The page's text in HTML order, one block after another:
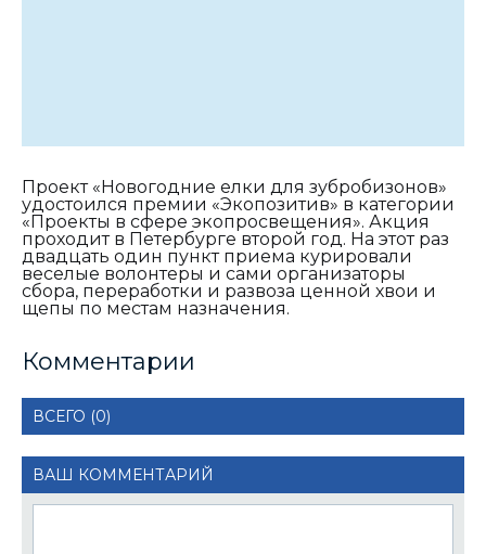
Проект «Новогодние елки для зубробизонов»
удостоился премии «Экопозитив» в категории
«Проекты в сфере экопросвещения». Акция
проходит в Петербурге второй год. На этот раз
двадцать один пункт приема курировали
веселые волонтеры и сами организаторы
сбора, переработки и развоза ценной хвои и
щепы по местам назначения.
Комментарии
ВСЕГО (0)
ВАШ КОММЕНТАРИЙ